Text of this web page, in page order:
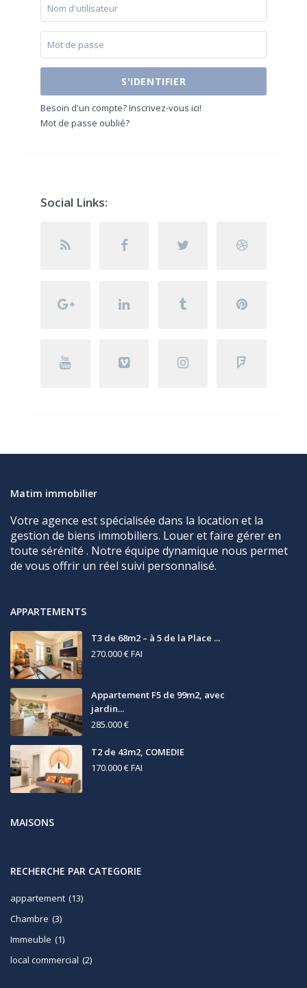
S'IDENTIFIER
Besoin d'un compte? Inscrivez-vous ici!
Mot de passe oublié?
Social Links:
Matim immobilier
Votre agence est spécialisée dans la location et la
gestion de biens immobiliers. Louer et faire gérer en
toute sérénité . Notre équipe dynamique nous permet
de vous offrir un réel suivi personnalisé.
APPARTEMENTS
T3 de 68m2 – à 5 de la Place ...
270.000 €FAI
Appartement F5 de 99m2, avec
jardin...
285.000 €
T2 de 43m2, COMEDIE
170.000 €FAI
MAISONS
RECHERCHE PAR CATEGORIE
appartement (13)
Chambre (3)
Immeuble (1)
local commercial (2)